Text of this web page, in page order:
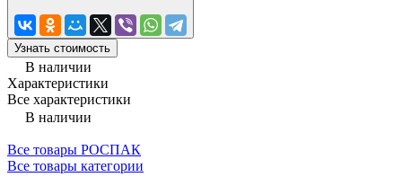
Узнать стоимость
В наличии
Характеристики
Все характеристики
В наличии
Все товары РОСПАК
Все товары категории